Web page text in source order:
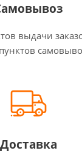
выдачи
Доставка